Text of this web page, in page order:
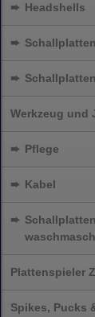
➨ Headshells
➨ Schallplatten
➨
Werkzeug und
➨ Pflege
➨ Kabel
➨ Schallplatten
Plattenspieler
Spikes, Pucks